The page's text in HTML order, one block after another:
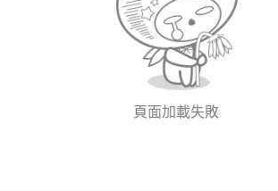
頁面加載失敗